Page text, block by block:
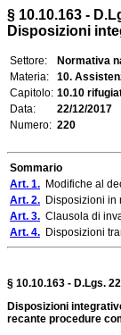
§ 10.10.163 -
Disposizioni
Settore:
Normativa
Materia:
10.
Capitolo: 10.10
Data:
22/12/2017
Numero: 220
Sommario
Art. 1. Modifiche al
Art. 2. Disposizioni in
Art. 3. Clausola di
Art. 4. Disposizioni
§ 10.10.163 - D.Lgs.
Disposizioni
recante procedure